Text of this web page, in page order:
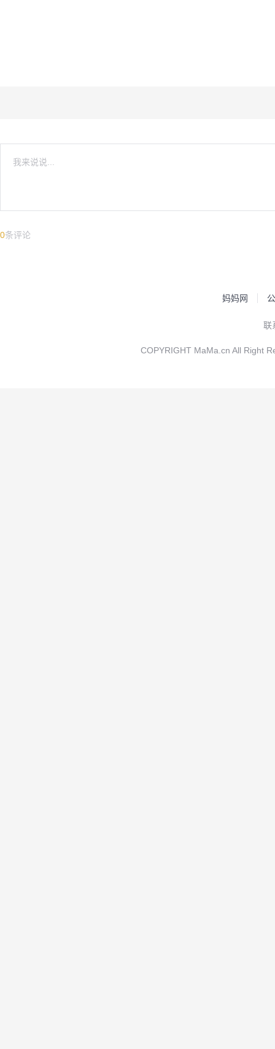
0条评论
妈妈网
联
COPYRIGHT MaMa.cn All Right